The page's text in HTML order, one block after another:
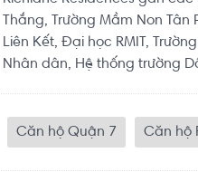
Thắng, Trường Mầm Non
Liên Kết, Đại học RMIT,
Nhân dân, Hệ thống trường
Căn hộ Quận 7 Căn hộ